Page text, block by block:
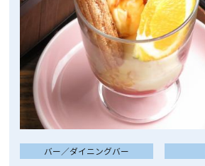
バー／ダイニングバー